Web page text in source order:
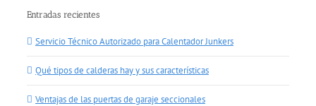
Entradas recientes
Servicio Técnico Autorizado para Calentador Junkers
Qué tipos de calderas hay y sus características
Ventajas de las puertas de garaje seccionales